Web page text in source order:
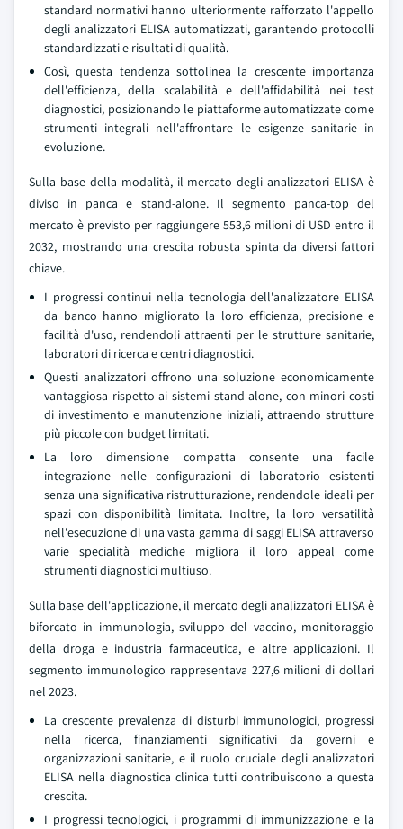
standard normativi hanno ulteriormente rafforzato l'appello
degli analizzatori ELISA automatizzati, garantendo protocolli
standardizzati e risultati di qualità.
Così, questa tendenza sottolinea la crescente importanza
dell'efficienza, della scalabilità e dell'affidabilità nei test
diagnostici, posizionando le piattaforme automatizzate come
strumenti integrali nell'affrontare le esigenze sanitarie in
evoluzione.
Sulla base della modalità, il mercato degli analizzatori ELISA è
diviso in panca e stand-alone. Il segmento panca-top del
mercato è previsto per raggiungere 553,6 milioni di USD entro il
2032, mostrando una crescita robusta spinta da diversi fattori
chiave.
I progressi continui nella tecnologia dell'analizzatore ELISA
da banco hanno migliorato la loro efficienza, precisione e
facilità d'uso, rendendoli attraenti per le strutture sanitarie,
laboratori di ricerca e centri diagnostici.
Questi analizzatori offrono una soluzione economicamente
vantaggiosa rispetto ai sistemi stand-alone, con minori costi
di investimento e manutenzione iniziali, attraendo strutture
più piccole con budget limitati.
La loro dimensione compatta consente una facile
integrazione nelle configurazioni di laboratorio esistenti
senza una significativa ristrutturazione, rendendole ideali per
spazi con disponibilità limitata. Inoltre, la loro versatilità
nell'esecuzione di una vasta gamma di saggi ELISA attraverso
varie specialità mediche migliora il loro appeal come
strumenti diagnostici multiuso.
Sulla base dell'applicazione, il mercato degli analizzatori ELISA è
biforcato in immunologia, sviluppo del vaccino, monitoraggio
della droga e industria farmaceutica, e altre applicazioni. Il
segmento immunologico rappresentava 227,6 milioni di dollari
nel 2023.
La crescente prevalenza di disturbi immunologici, progressi
nella ricerca, finanziamenti significativi da governi e
organizzazioni sanitarie, e il ruolo cruciale degli analizzatori
ELISA nella diagnostica clinica tutti contribuiscono a questa
crescita.
I progressi tecnologici, i programmi di immunizzazione e la